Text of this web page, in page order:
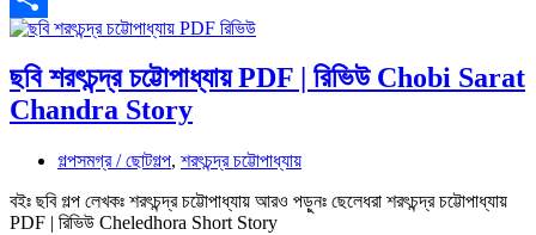
Share
ছবি শরৎচন্দ্র চট্টোপাধ্যায় PDF | রিভিউ Chobi Sarat
Chandra Story
গল্পসমগ্র / ছোটগল্প, শরৎচন্দ্র চট্টোপাধ্যায়
বইঃ ছবি গল্প লেখকঃ শরৎচন্দ্র চট্টোপাধ্যায় আরও পড়ুনঃ ছেলেধরা শরৎচন্দ্র চট্টোপাধ্যায়
PDF | রিভিউ Cheledhora Short Story